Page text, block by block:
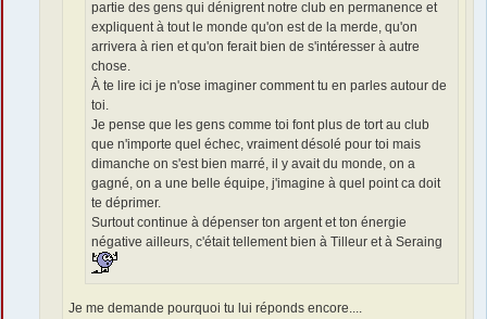
partie des gens qui dénigrent notre club en permanence et
expliquent à tout le monde qu'on est de la merde, qu'on
arrivera à rien et qu'on ferait bien de s'intéresser à autre
chose.
À te lire ici je n'ose imaginer comment tu en parles autour de
toi.
Je pense que les gens comme toi font plus de tort au club
que n'importe quel échec, vraiment désolé pour toi mais
dimanche on s'est bien marré, il y avait du monde, on a
gagné, on a une belle équipe, j'imagine à quel point ca doit
te déprimer.
Surtout continue à dépenser ton argent et ton énergie
négative ailleurs, c'était tellement bien à Tilleur et à Seraing
Je me demande pourquoi tu lui réponds encore....